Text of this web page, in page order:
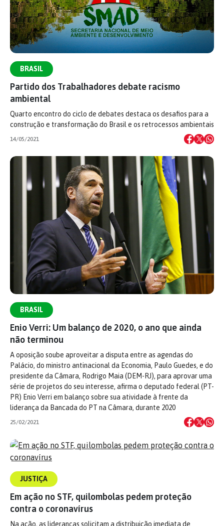
BRASIL
Partido dos Trabalhadores debate racismo
ambiental
Quarto encontro do ciclo de debates destaca os desafios para a
construção e transformação do Brasil e os retrocessos ambientais
14/05/2021
BRASIL
Enio Verri: Um balanço de 2020, o ano que ainda
não terminou
A oposição soube aproveitar a disputa entre as agendas do
Palácio, do ministro antinacional da Economia, Paulo Guedes, e do
presidente da Câmara, Rodrigo Maia (DEM-RJ), para aprovar uma
série de projetos do seu interesse, afirma o deputado federal (PT-
PR) Enio Verri em balanço sobre sua atividade à frente da
liderança da Bancada do PT na Câmara, durante 2020
25/02/2021
JUSTIÇA
Em ação no STF, quilombolas pedem proteção
contra o coronavírus
Na ação, as lideranças solicitam a distribuição imediata de